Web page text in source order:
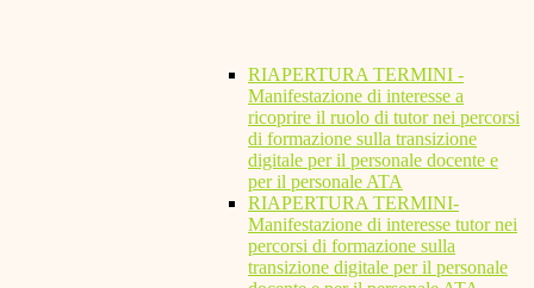
RIAPERTURA TERMINI -
Manifestazione di interesse a
ricoprire il ruolo di tutor nei percorsi
di formazione sulla transizione
digitale per il personale docente e
per il personale ATA
RIAPERTURA TERMINI-
Manifestazione di interesse tutor nei
percorsi di formazione sulla
transizione digitale per il personale